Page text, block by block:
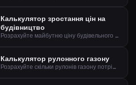
Калькулятор зростання цін на
будівництво
Розрахуйте майбутню ціну будівельного проекту на основі щорічного зростання цін у будівельній галузі.
Калькулятор рулонного газону
Розрахуйте скільки рулонів газону потрібно з урахуванням відходів